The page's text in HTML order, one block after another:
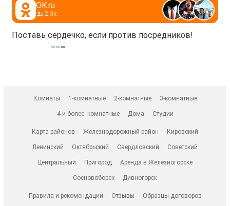
OK.ru
2.3к
Поставь сердечко, если против посредников!
Комнаты 1-комнатные 2-комнатные 3-комнатные
4 и более -комнатные Дома Студии
Карта районов Железнодорожный район Кировский
Ленинский Октябрьский Свердловский Советский
Центральный Пригород Аренда в Железногорске
Сосновоборск Дивногорск
Правила и рекомендации Отзывы Образцы договоров